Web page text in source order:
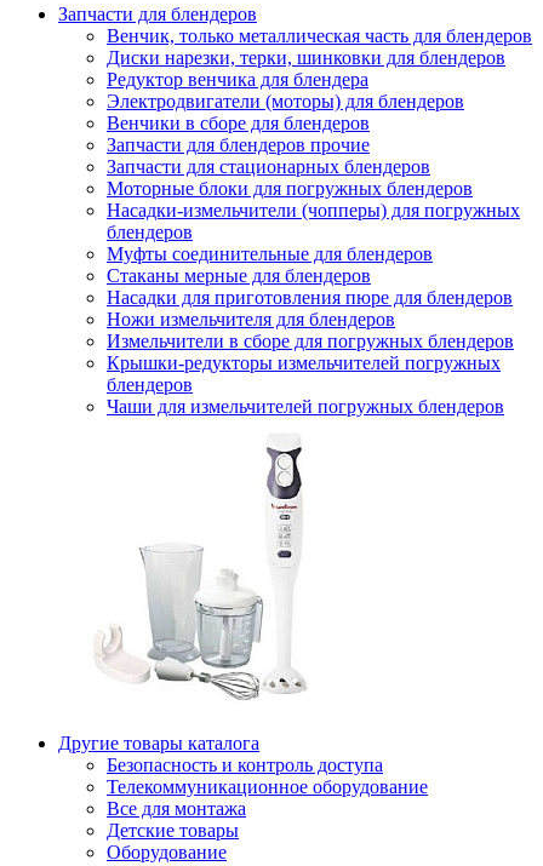
Запчасти для блендеров
Венчик, только металлическая часть для блендеров
Диски нарезки, терки, шинковки для блендеров
Редуктор венчика для блендера
Электродвигатели (моторы) для блендеров
Венчики в сборе для блендеров
Запчасти для блендеров прочие
Запчасти для стационарных блендеров
Моторные блоки для погружных блендеров
Насадки-измельчители (чопперы) для погружных
блендеров
Муфты соединительные для блендеров
Стаканы мерные для блендеров
Насадки для приготовления пюре для блендеров
Ножи измельчителя для блендеров
Измельчители в сборе для погружных блендеров
Крышки-редукторы измельчителей погружных
блендеров
Чаши для измельчителей погружных блендеров
Другие товары каталога
Безопасность и контроль доступа
Телекоммуникационное оборудование
Все для монтажа
Детские товары
Оборудование